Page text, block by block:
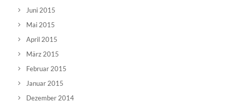
Juni 2015
Mai 2015
April 2015
März 2015
Februar 2015
Januar 2015
Dezember 2014